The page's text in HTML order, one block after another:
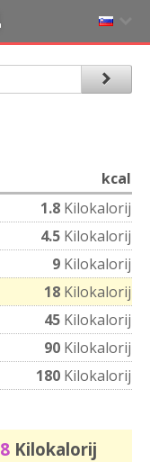
kcal
1.8 Kilokalorij
4.5 Kilokalorij
9 Kilokalorij
18 Kilokalorij
45 Kilokalorij
90 Kilokalorij
180 Kilokalorij
Kilokalorij